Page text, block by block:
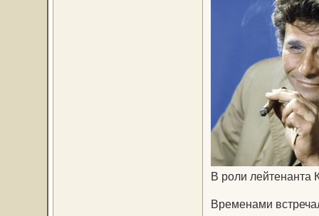
В роли лейтенанта
Временами